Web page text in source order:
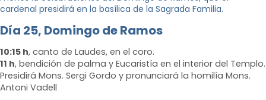
cardenal presidirá en la basílica de la Sagrada Familia.
Día 25, Domingo de Ramos
10:15 h, canto de Laudes, en el coro.
11 h, bendición de palma y Eucaristía en el interior del Templo.
Presidirá Mons. Sergi Gordo y pronunciará la homilía Mons.
Antoni Vadell